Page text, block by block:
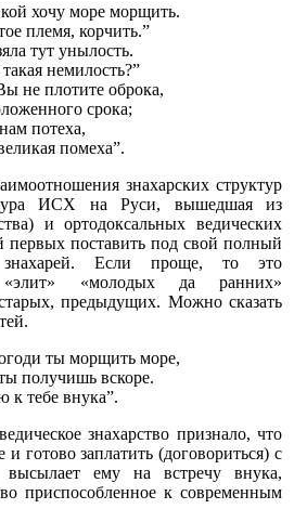
хочу море морщить.
племя, корчить.”
тут унылость.
немилость?”
не плотите оброка,
срока;
потеха,
помеха”.
знахарских структур
ИСХ на Руси, вышедшая из
и ортодоксальных ведических
первых поставить под свой полный
знахарей. Если проще, то это
«элит» «молодых да ранних»
предыдущих. Можно сказать
ты морщить море,
получишь вскоре.
тебе внука”.
знахарство признало, что
и готово заплатить (договориться) с
ему на встречу внука,
приспособленное к современным